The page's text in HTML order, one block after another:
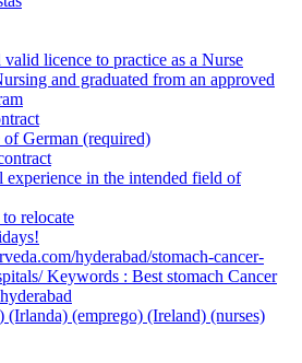
licence to practice as a Nurse
and graduated from an approved
German (required)
experience in the intended field of
relocate
hyderabad/stomach-cancer-
Keywords : Best stomach Cancer
(Irlanda) (emprego) (Ireland) (nurses)